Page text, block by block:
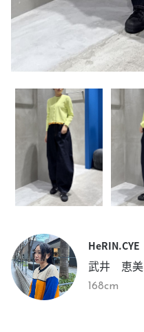
HeRIN.CYE
武井 恵美
168cm